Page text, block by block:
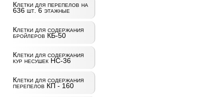
Клетки для перепелов на
636 шт. 6 этажные
Клетки для содержания
бройлеров КБ-50
Клетки для содержания
кур несушек НС-36
Клетки для содержания
перепелов КП - 160